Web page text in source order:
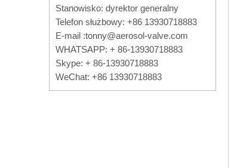
Stanowisko: dyrektor generalny
Telefon służbowy: +86 13930718883
E-mail :tonny@aerosol-valve.com
WHATSAPP: + 86-13930718883
Skype: + 86-13930718883
WeChat: +86 13930718883